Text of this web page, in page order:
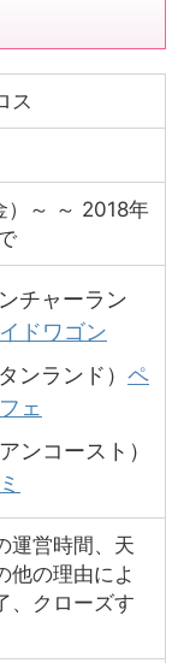
ス
）～ ～ 2018年
チャーラン
ドワゴン
ンランド） ペ
ェ
ンコースト）
運営時間、天
他の理由によ
、クローズす